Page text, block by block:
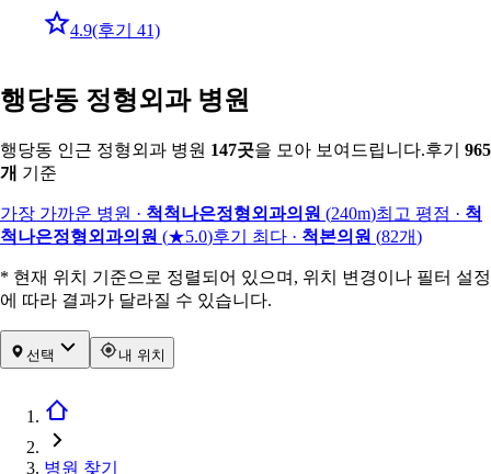
4.9(후기 41)
행당동 정형외과 병원
행당동 인근 정형외과 병원 147곳을 모아 보여드립니다.후기
965
개 기준
가장 가까운 병원 · 척척나은정형외과의원 (240m)최고 평점 · 척
척나은정형외과의원 (★5.0)후기 최다 · 척본의원 (82개)
* 현재 위치 기준으로 정렬되어 있으며, 위치 변경이나 필터 설정
에 따라 결과가 달라질 수 있습니다.
선택 내 위치
병원 찾기